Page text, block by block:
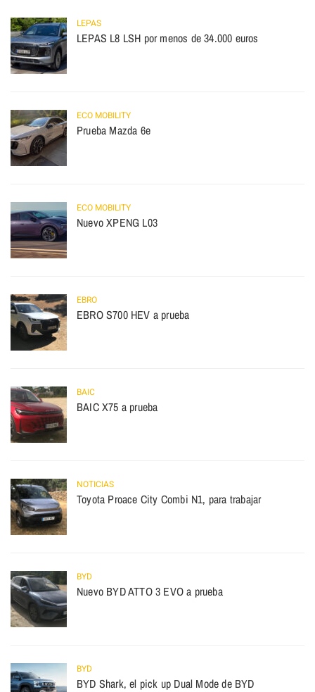
LEPAS
LEPAS L8 LSH por menos de 34.000 euros
ECO MOBILITY
Prueba Mazda 6e
ECO MOBILITY
Nuevo XPENG L03
EBRO
EBRO S700 HEV a prueba
BAIC
BAIC X75 a prueba
NOTICIAS
Toyota Proace City Combi N1, para trabajar
BYD
Nuevo BYD ATTO 3 EVO a prueba
BYD
BYD Shark, el pick up Dual Mode de BYD